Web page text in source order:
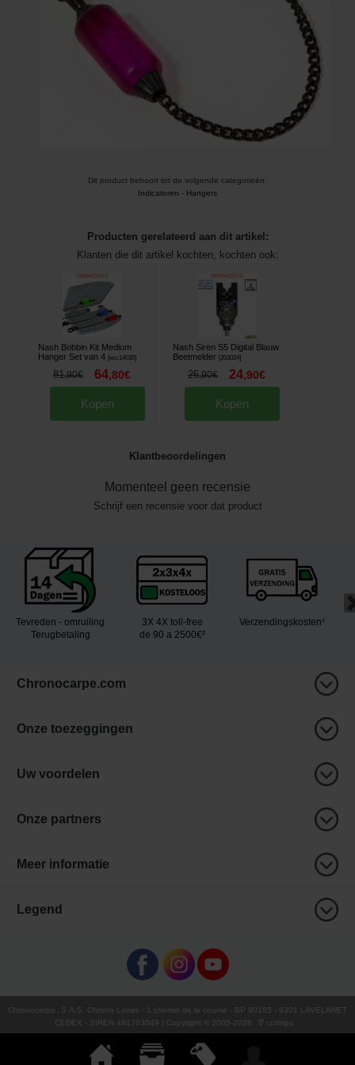
Dit product behoort tot de volgende categorieën:
Indicatoren - Hangers
Producten gerelateerd aan dit artikel:
Klanten die dit artikel kochten, kochten ook:
Nash Bobbin Kit Medium
Hanger Set van 4 [esc14030]
81,90€ 64,80€
Kopen
Nash Siren S5 Digital Blauw
Beetmelder [203024]
26,90€ 24,90€
Kopen
Klantbeoordelingen
Momenteel geen recensie
Schrijf een recensie voor dat product
Tevreden - omruiling
Terugbetaling
3X 4X toll-free
de 90 a 2500€²
Verzendingskosten¹
Chronocarpe.com
Onze toezeggingen
Uw voordelen
Onze partners
Meer informatie
Legend
Chronocarpe : S.A.S. Chrono Loisirs - 1 chemin de la coume - BP 90185 - 9301 LAVELANET
CEDEX - SIREN 481703049 | Copyright © 2005-2026 ∇ ccdispo